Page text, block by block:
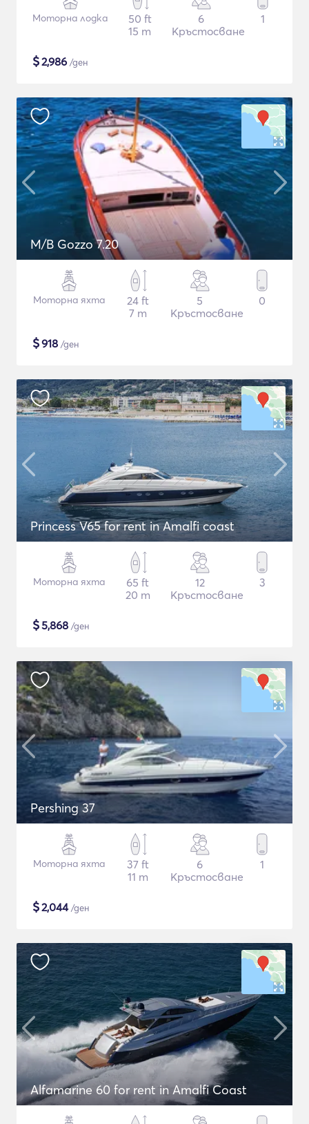
Моторна лодка
50 ft
15 m
6
Кръстосване
1
$2,986 /ден
M/B Gozzo 7.20
Моторна яхта
24 ft
7 m
5
Кръстосване
0
$918 /ден
Princess V65 for rent in Amalfi coast
Моторна яхта
65 ft
20 m
12
Кръстосване
3
$5,868 /ден
Pershing 37
Моторна яхта
37 ft
11 m
6
Кръстосване
1
$2,044/ден
Alfamarine 60 for rent in Amalfi Coast